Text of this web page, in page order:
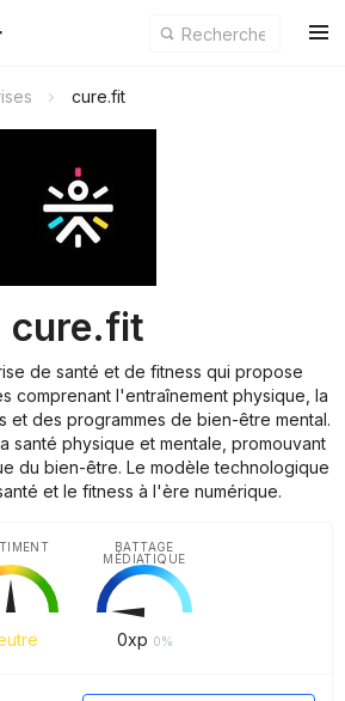
cure.fit
cure.fit
de santé et de fitness qui propose
comprenant l'entraînement physique, la
et des programmes de bien-être mental.
santé physique et mentale, promouvant
du bien-être. Le modèle technologique
et le fitness à l'ère numérique.
0xp 0%
BATTAGE
MÉDIATIQUE